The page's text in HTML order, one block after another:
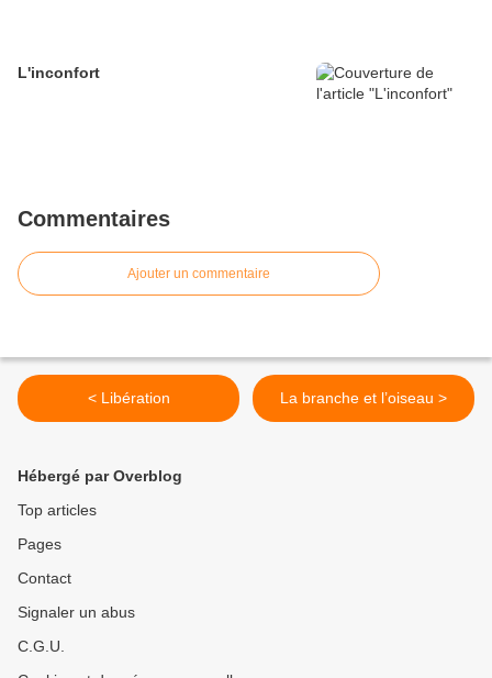
L'inconfort
Commentaires
Ajouter un commentaire
< Libération La branche et l’oiseau >
Hébergé par Overblog
Top articles
Pages
Contact
Signaler un abus
C.G.U.